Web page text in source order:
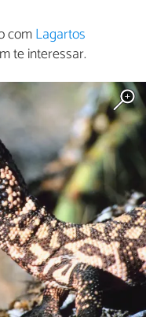
comLagartos
te interessar.